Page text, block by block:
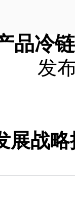
品冷
发
展战